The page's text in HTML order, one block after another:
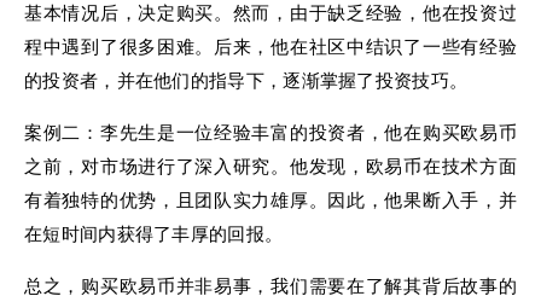
基本情况后，决定购买。然而，由于缺乏经验，他在投资过
程中遇到了很多困难。后来，他在社区中结识了一些有经验
的投资者，并在他们的指导下，逐渐掌握了投资技巧。
案例二：李先生是一位经验丰富的投资者，他在购买欧易币
之前，对市场进行了深入研究。他发现，欧易币在技术方面
有着独特的优势，且团队实力雄厚。因此，他果断入手，并
在短时间内获得了丰厚的回报。
总之，购买欧易币并非易事，我们需要在了解其背后故事的